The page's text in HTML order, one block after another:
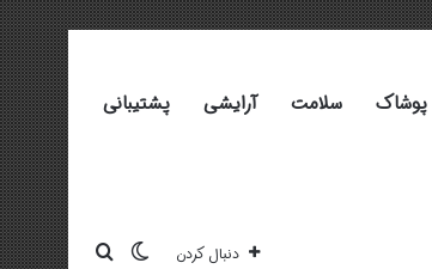
پوشاک سلامت آرایشی پشتیبانی
دنبال کردن تغییر پوسته
جستجو برای